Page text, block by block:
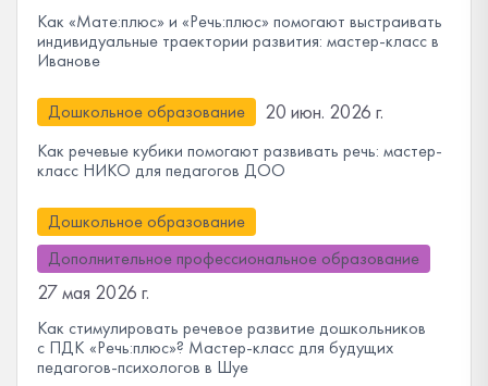
Как «Мате:плюс» и «Речь:плюс» помогают выстраивать
индивидуальные траектории развития: мастер-класс в
Иванове
Дошкольное образование 20 июн. 2026 г.
Как речевые кубики помогают развивать речь: мастер-
класс НИКО для педагогов ДОО
Дошкольное образование
Дополнительное профессиональное образование
27 мая 2026 г.
Как стимулировать речевое развитие дошкольников
с ПДК «Речь:плюс»? Мастер-класс для будущих
педагогов-психологов в Шуе